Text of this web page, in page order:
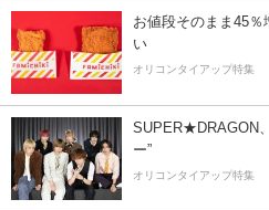
お値段そのまま45
い
オリコンタイアップ特集
SUPER★DRAGON
ー”
オリコンタイアップ特集